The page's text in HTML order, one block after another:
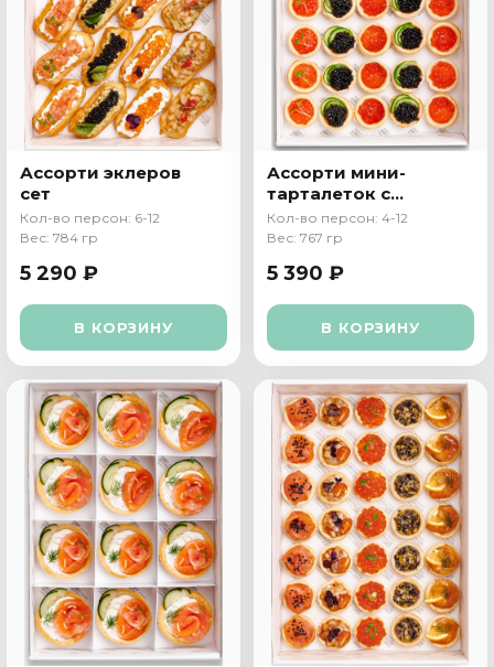
Ассорти эклеров
сет
Кол-во персон: 6-12
Вес: 784 гр
5 290 ₽
В КОРЗИНУ
Ассорти мини-
тарталеток с
икрой
Кол-во персон: 4-12
Вес: 767 гр
5 390 ₽
В КОРЗИНУ